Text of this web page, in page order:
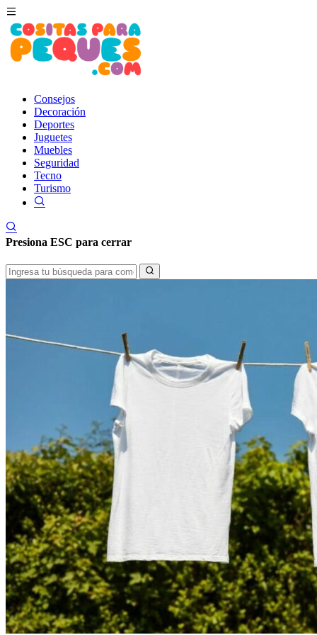
Consejos
Decoración
Deportes
Juguetes
Muebles
Seguridad
Tecno
Turismo
Presiona ESC para cerrar